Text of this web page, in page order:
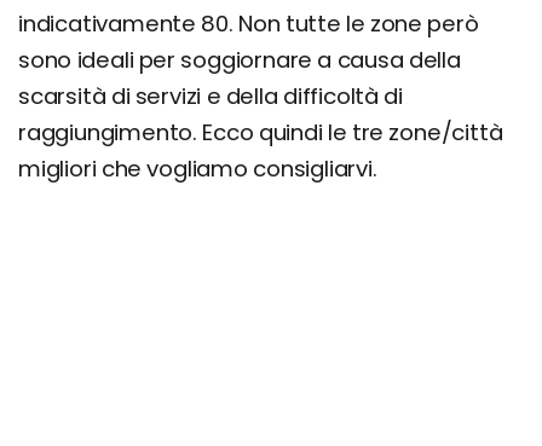
indicativamente 80. Non tutte le zone però
sono ideali per soggiornare a causa della
scarsità di servizi e della difficoltà di
raggiungimento. Ecco quindi le tre zone/città
migliori che vogliamo consigliarvi.